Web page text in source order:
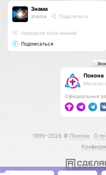
Знама
znama Поделиться
Народная база знаний
Подписаться
Псиона
Официальные
1995–2026 © Псиона О